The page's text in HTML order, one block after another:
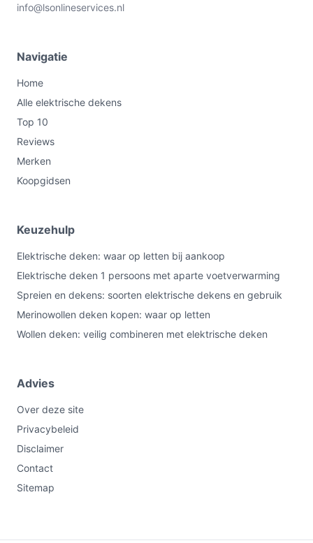
info@lsonlineservices.nl
Navigatie
Home
Alle elektrische dekens
Top 10
Reviews
Merken
Koopgidsen
Keuzehulp
Elektrische deken: waar op letten bij aankoop
Elektrische deken 1 persoons met aparte voetverwarming
Spreien en dekens: soorten elektrische dekens en gebruik
Merinowollen deken kopen: waar op letten
Wollen deken: veilig combineren met elektrische deken
Advies
Over deze site
Privacybeleid
Disclaimer
Contact
Sitemap